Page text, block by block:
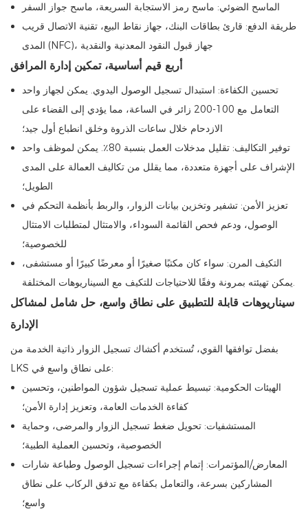
الماسح الضوئي: ماسح رمز الاستجابة السريعة، ماسح جواز السفر
طريقة الدفع: قارئ بطاقات البنك، جهاز نقاط البيع، تقنية الاتصال قريب
المدى (NFC)، جهاز قبول النقود المعدنية والنقدية
أربع قيم أساسية، تمكين إدارة المرافق
تحسين الكفاءة: استبدال تسجيل الوصول اليدوي. يمكن لجهاز واحد
التعامل مع 100-200 زائر في الساعة، مما يؤدي إلى القضاء على
الازدحام خلال ساعات الذروة وخلق انطباع أول جيد؛
توفير التكاليف: تقليل مدخلات العمل بنسبة 80٪. يمكن لموظف واحد
الإشراف على أجهزة متعددة، مما يقلل من تكاليف العمالة على المدى
الطويل؛
تعزيز الأمن: تشفير وتخزين بيانات الزوار، والربط بأنظمة التحكم في
الوصول، ودعم فحص القائمة السوداء، والامتثال لمتطلبات الامتثال
للخصوصية؛
التكيف المرن: سواء كان مكتبًا صغيرًا أو معرضًا كبيرًا أو مستشفى،
يمكن تهيئته بمرونة وفقًا للاحتياجات للتكيف مع السيناريوهات المختلفة.
سيناريوهات قابلة للتطبيق على نطاق واسع، حل شامل لمشاكل
الإدارة
بفضل توافقها القوي، تُستخدم أكشاك تسجيل الزوار ذاتية الخدمة من
LKS على نطاق واسع في:
الهيئات الحكومية: تبسيط عملية تسجيل شؤون المواطنين، وتحسين
كفاءة الخدمات العامة، وتعزيز إدارة الأمن؛
المستشفيات: تحويل ضغط تسجيل الزوار والمرضى، وحماية
الخصوصية، وتحسين العملية الطبية؛
المعارض/المؤتمرات: إتمام إجراءات تسجيل الوصول وطباعة شارات
المشاركين بسرعة، والتعامل بكفاءة مع تدفق الركاب على نطاق
واسع؛